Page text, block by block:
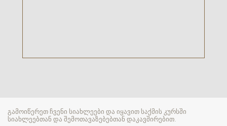
გამოიწერეთ ჩვენი სიახლეები და იყავით საქმის კურსში
სიახლეებთან და შემოთავაზებებთან დაკავშირებით.